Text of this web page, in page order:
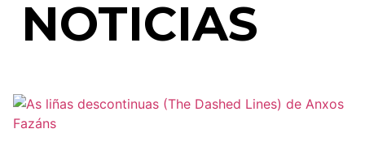
NOTICIAS